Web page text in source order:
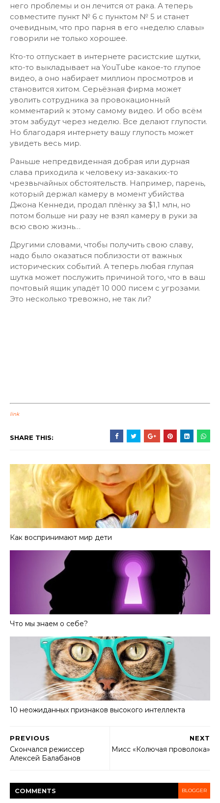
него проблемы и он лечится от рака. А теперь
совместите пункт № 6 с пунктом № 5 и станет
очевидным, что про парня в его «неделю славы»
говорили не только хорошее.
Кто-то отпускает в интернете расистские шутки,
кто-то выкладывает на YouTube какое-то глупое
видео, а оно набирает миллион просмотров и
становится хитом. Серьёзная фирма может
уволить сотрудника за провокационный
комментарий к этому самому видео. И обо всём
этом забудут через неделю. Все делают глупости.
Но благодаря интернету вашу глупость может
увидеть весь мир.
Раньше непредвиденная добрая или дурная
слава приходила к человеку из-закаких-то
чрезвычайных обстоятельств. Например, парень,
который держал камеру в момент убийства
Джона Кеннеди, продал плёнку за $1,1 млн, но
потом больше ни разу не взял камеру в руки за
всю свою жизнь…
Другими словами, чтобы получить свою славу,
надо было оказаться поблизости от важных
исторических событий. А теперь любая глупая
шутка может послужить причиной того, что в ваш
почтовый ящик упадёт 10 000 писем с угрозами.
Это несколько тревожно, не так ли?
link
SHARE THIS:
Как воспринимают мир дети
Что мы знаем о себе?
10 неожиданных признаков высокого интеллекта
NEXT
Мисс «Колючая проволока»
PREVIOUS
Скончался режиссер
Алексей Балабанов
COMMENTS BLOGGER